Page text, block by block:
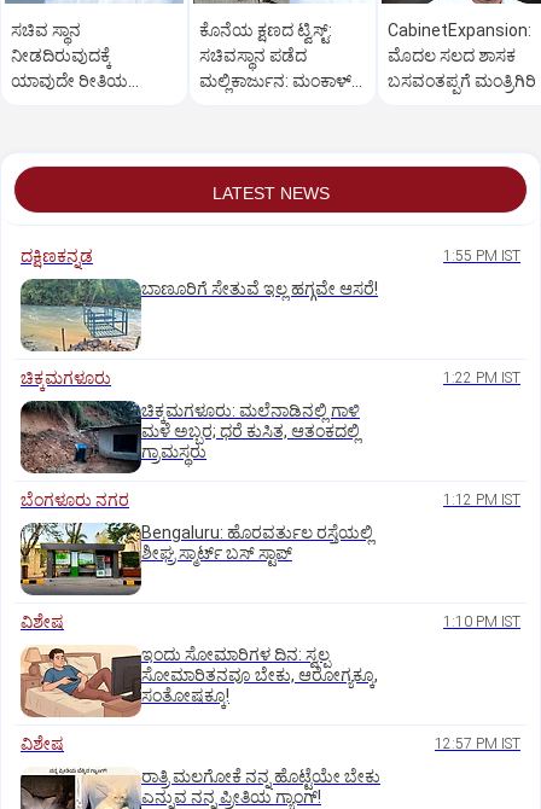
ಸಚಿವ ಸ್ಥಾನ
ನೀಡದಿರುವುದಕ್ಕೆ
ಯಾವುದೇ ರೀತಿಯ
ಕೊನೆಯ ಕ್ಷಣದ ಟ್ವಿಸ್ಟ್:
ಸಚಿವಸ್ಥಾನ ಪಡೆದ
ಮಲ್ಲಿಕಾರ್ಜುನ: ಮಂಕಾಳ್‌
CabinetExpansion:
ಮೊದಲ ಸಲದ ಶಾಸಕ
ಬಸವಂತಪ್ಪಗೆ ಮಂತ್ರಿಗಿರಿ
LATEST NEWS
ದಕ್ಷಿಣಕನ್ನಡ 1:55 PM IST
ಬಾಣೂರಿಗೆ ಸೇತುವೆ ಇಲ್ಲ ಹಗ್ಗವೇ ಆಸರೆ!
ಚಿಕ್ಕಮಗಳೂರು 1:22 PM IST
ಚಿಕ್ಕಮಗಳೂರು: ಮಲೆನಾಡಿನಲ್ಲಿ ಗಾಳಿ
ಮಳೆ ಅಬ್ಬರ; ಧರೆ ಕುಸಿತ, ಆತಂಕದಲ್ಲಿ
ಗ್ರಾಮಸ್ಥರು
ಬೆಂಗಳೂರು ನಗರ 1:12 PM IST
Bengaluru: ಹೊರವರ್ತುಲ ರಸ್ತೆಯಲ್ಲಿ
ಶೀಘ್ರ ಸ್ಮಾರ್ಟ್‌ ಬಸ್‌ ಸ್ಟಾಪ್‌
ವಿಶೇಷ 1:10 PM IST
ಇಂದು ಸೋಮಾರಿಗಳ ದಿನ: ಸ್ವಲ್ಪ
ಸೋಮಾರಿತನವೂ ಬೇಕು, ಆರೋಗ್ಯಕ್ಕೂ,
ಸಂತೋಷಕ್ಕೂ!
ವಿಶೇಷ 12:57 PM IST
ರಾತ್ರಿ ಮಲಗೋಕೆ ನನ್ನ ಹೊಟ್ಟೆಯೇ ಬೇಕು
ಎನ್ನುವ ನನ್ನ ಪ್ರೀತಿಯ ಗ್ಯಾಂಗ್!